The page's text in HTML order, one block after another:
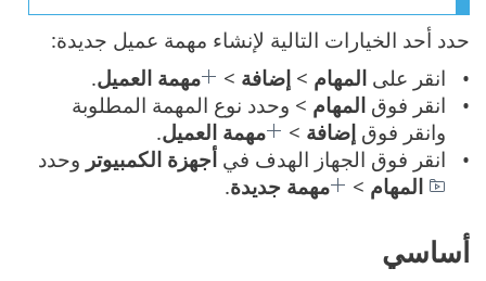
حدد أحد الخيارات التالية لإنشاء مهمة عميل جديدة:
انقر علىالمهام >إضافة > مهمة العميل.
انقر فوقالمهام > وحدد نوع المهمة المطلوبة
وانقر فوقإضافة > مهمة العميل.
انقر فوق الجهاز الهدف فيأجهزة الكمبيوتر وحدد
المهام > مهمة جديدة.
أساسي